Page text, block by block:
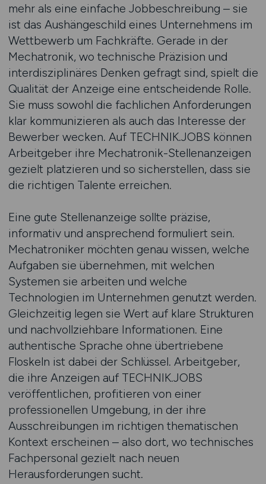
mehr als eine einfache Jobbeschreibung – sie
ist das Aushängeschild eines Unternehmens im
Wettbewerb um Fachkräfte. Gerade in der
Mechatronik, wo technische Präzision und
interdisziplinäres Denken gefragt sind, spielt die
Qualität der Anzeige eine entscheidende Rolle.
Sie muss sowohl die fachlichen Anforderungen
klar kommunizieren als auch das Interesse der
Bewerber wecken. Auf TECHNIK.JOBS können
Arbeitgeber ihre Mechatronik-Stellenanzeigen
gezielt platzieren und so sicherstellen, dass sie
die richtigen Talente erreichen.
Eine gute Stellenanzeige sollte präzise,
informativ und ansprechend formuliert sein.
Mechatroniker möchten genau wissen, welche
Aufgaben sie übernehmen, mit welchen
Systemen sie arbeiten und welche
Technologien im Unternehmen genutzt werden.
Gleichzeitig legen sie Wert auf klare Strukturen
und nachvollziehbare Informationen. Eine
authentische Sprache ohne übertriebene
Floskeln ist dabei der Schlüssel. Arbeitgeber,
die ihre Anzeigen auf TECHNIK.JOBS
veröffentlichen, profitieren von einer
professionellen Umgebung, in der ihre
Ausschreibungen im richtigen thematischen
Kontext erscheinen – also dort, wo technisches
Fachpersonal gezielt nach neuen
Herausforderungen sucht.